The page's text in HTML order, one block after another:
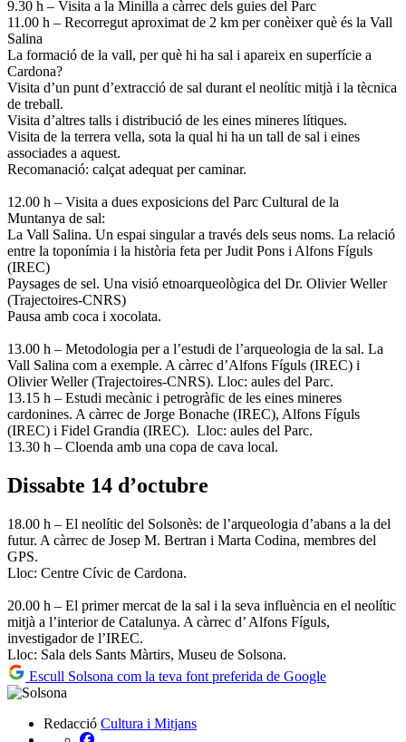
9.30 h – Visita a la Minilla a càrrec dels guies del Parc
11.00 h – Recorregut aproximat de 2 km per conèixer què és la Vall
Salina
La formació de la vall, per què hi ha sal i apareix en superfície a
Cardona?
Visita d’un punt d’extracció de sal durant el neolític mitjà i la tècnica
de treball.
Visita d’altres talls i distribució de les eines mineres lítiques.
Visita de la terrera vella, sota la qual hi ha un tall de sal i eines
associades a aquest.
Recomanació: calçat adequat per caminar.
12.00 h – Visita a dues exposicions del Parc Cultural de la
Muntanya de sal:
La Vall Salina. Un espai singular a través dels seus noms. La relació
entre la toponímia i la història feta per Judit Pons i Alfons Fíguls
(IREC)
Paysages de sel. Una visió etnoarqueològica del Dr. Olivier Weller
(Trajectoires-CNRS)
Pausa amb coca i xocolata.
13.00 h – Metodologia per a l’estudi de l’arqueologia de la sal. La
Vall Salina com a exemple. A càrrec d’Alfons Fíguls (IREC) i
Olivier Weller (Trajectoires-CNRS). Lloc: aules del Parc.
13.15 h – Estudi mecànic i petrogràfic de les eines mineres
cardonines. A càrrec de Jorge Bonache (IREC), Alfons Fíguls
(IREC) i Fidel Grandia (IREC). Lloc: aules del Parc.
13.30 h – Cloenda amb una copa de cava local.
Dissabte 14 d’octubre
18.00 h – El neolític del Solsonès: de l’arqueologia d’abans a la del
futur. A càrrec de Josep M. Bertran i Marta Codina, membres del
GPS.
Lloc: Centre Cívic de Cardona.
20.00 h – El primer mercat de la sal i la seva influència en el neolític
mitjà a l’interior de Catalunya. A càrrec d’ Alfons Fíguls,
investigador de l’IREC.
Lloc: Sala dels Sants Màrtirs, Museu de Solsona.
Escull Solsona com la teva font preferida de Google
Redacció Cultura i Mitjans